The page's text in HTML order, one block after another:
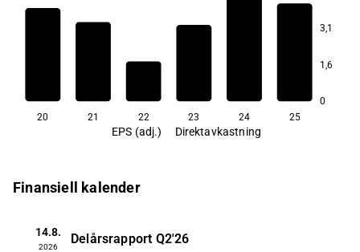
3,1
1,6
0
20 21 22 23 24 25
EPS (adj.) Direktavkastning
Finansiell kalender
14.8.
2026
Delårsrapport Q2'26